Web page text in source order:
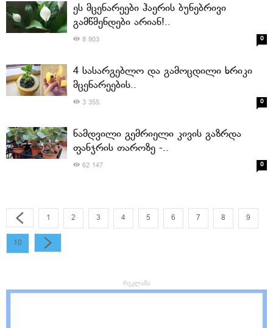
ეს მცენარეები ჰაერის ბუნებრივი
გამწმენდები არიან!..
8 903 0
4 სასარგებლო და გამოცდილი ხრიკი
მცენარეების..
3 355 0
ნამდვილი გემრიელი კივის გაზრდა
ფანჯრის თაროზე -..
62 147 0
1 2 3 4 5 6 7 8 9
10
რეკლამა